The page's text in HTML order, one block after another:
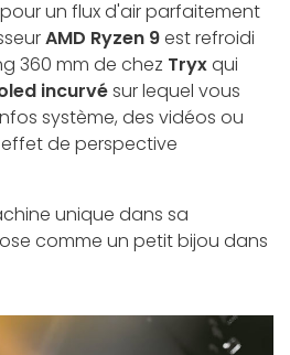
pour un flux d'air parfaitement
AMD Ryzen 9est refroidi
360 mm de chez Tryxqui
incurvésur lequel vous
système, des vidéos ou
de perspective
unique dans sa
comme un petit bijou dans